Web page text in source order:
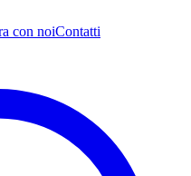
con noiContatti